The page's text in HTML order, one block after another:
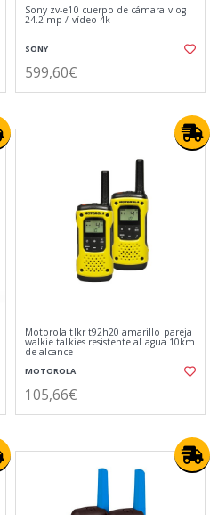
Sony zv-e10 cuerpo de cámara vlog
24.2 mp / vídeo 4k
SONY
599,60€
Motorola tlkr t92h20 amarillo pareja
walkie talkies resistente al agua 10km
de alcance
MOTOROLA
105,66€